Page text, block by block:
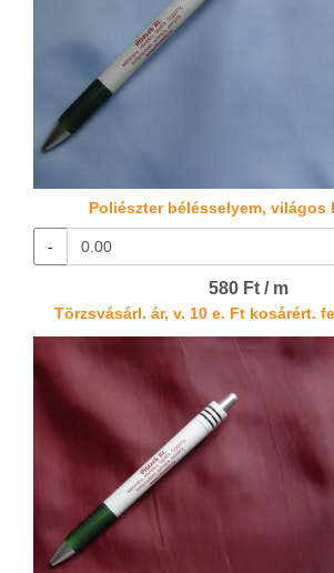
Poliészter bélésselyem, világos
-
580 Ft / m
Törzsvásárl. ár, v. 10 e. Ft kosárért.